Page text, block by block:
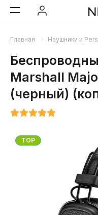
Главная Наушники и
Marshall
(черный)
TOP